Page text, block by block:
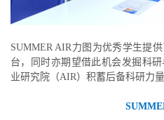
SUMMER AIR力图为优秀学生提
台，同时亦期望借此机会发掘科
业研究院（AIR）积蓄后备科研力量